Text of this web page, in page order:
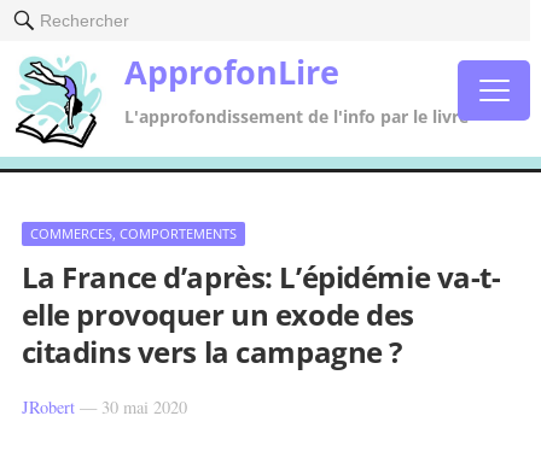
Rechercher
ApprofonLire
L'approfondissement de l'info par le livre
COMMERCES, COMPORTEMENTS
La France d’après: L’épidémie va-t-
elle provoquer un exode des
citadins vers la campagne ?
JRobert— 30 mai 2020